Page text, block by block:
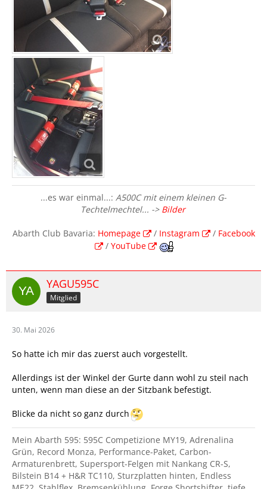
...es war einmal...: A500C mit einem kleinen G-
Techtelmechtel... -> Bilder
Abarth Club Bavaria: Homepage / Instagram / Facebook
/ YouTube
YAGU595C
Mitglied
30. Mai 2026
So hatte ich mir das zuerst auch vorgestellt.
Allerdings ist der Winkel der Gurte dann wohl zu steil nach
unten, wenn man diese an der Sitzbank befestigt.
Blicke da nicht so ganz durch
Mein Abarth 595: 595C Competizione MY19, Adrenalina
Grün, Record Monza, Performance-Paket, Carbon-
Armaturenbrett, Supersport-Felgen mit Nankang CR-S,
Bilstein B14 + H&R TC110, Sturzplatten hinten, Endless